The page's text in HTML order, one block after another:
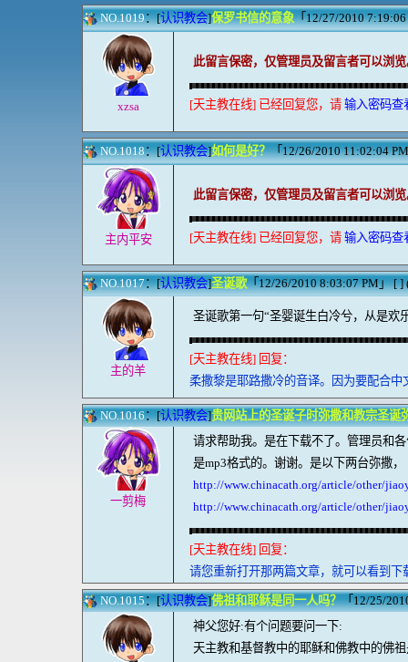
NO.1019：[认识教会]保罗书信的意象「12/27/2010
xzsa
此留言保密，仅管理员及留言者可以浏览
[天主教在线] 已经回复您，请 输入密码查
NO.1018：[认识教会]如何是好？「12/26/2010 11:02:04
主内平安
此留言保密，仅管理员及留言者可以浏览
[天主教在线] 已经回复您，请 输入密码查
NO.1017：[认识教会]圣诞歌「12/26/2010 8:03:07 PM」 [ ]
主的羊
圣诞歌第一句“圣婴诞生白冷兮，从是欢
[天主教在线] 回复：
柔撒黎是耶路撒冷的音译。因为要配合
NO.1016：[认识教会]贵网站上的圣诞子时弥撒和教宗圣诞
一剪梅
请求帮助我。是在下载不了。管理员和
是mp3格式的。谢谢。是以下两台弥撒，
http://www.chinacath.org/article/other/
http://www.chinacath.org/article/other/
[天主教在线] 回复：
请您重新打开那两篇文章，就可以看到下
NO.1015：[认识教会]佛祖和耶稣是同一人吗？「12/25/
神父您好:有个问题要问一下:
天主教和基督教中的耶稣和佛教中的佛